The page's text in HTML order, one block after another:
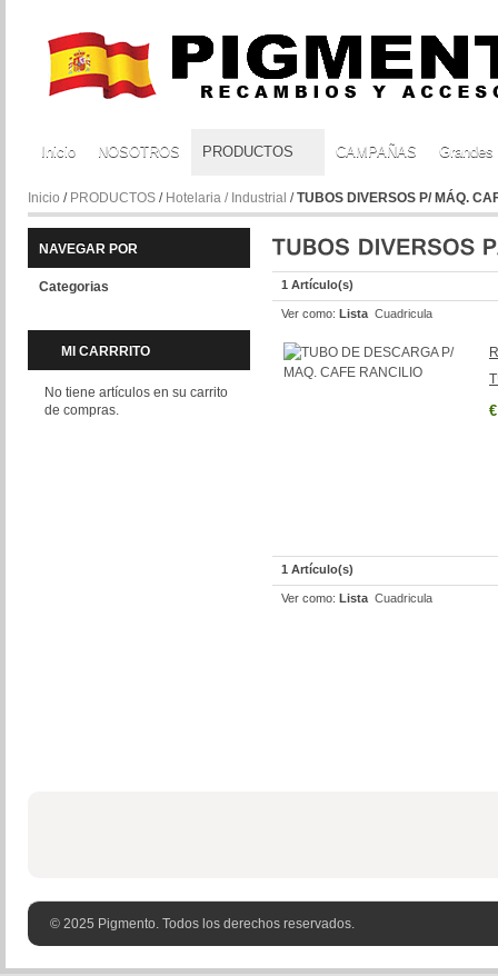
Inicio NOSOTROS PRODUCTOS CAMPAÑAS
Inicio / PRODUCTOS / Hotelaria / Industrial /TUBOS DIVERSOS P/ MÁQ.
NAVEGAR POR
Categorias
MI CARRRITO
No tiene artículos en su carrito
de compras.
1 Artículo(s)
Ver como: Lista Cuadricula
1 Artículo(s)
Ver como: Lista Cuadricula
© 2025 Pigmento. Todos los derechos reservados.